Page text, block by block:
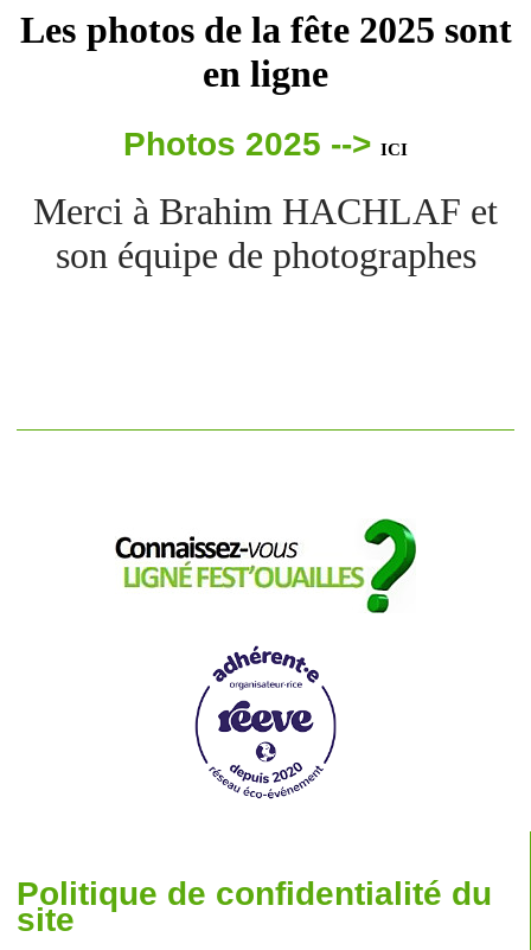
Les photos de la fête 2025 sont
en ligne
Photos 2025 --> ICI
Merci à Brahim HACHLAF et
son équipe de photographes
Politique de confidentialité du
site